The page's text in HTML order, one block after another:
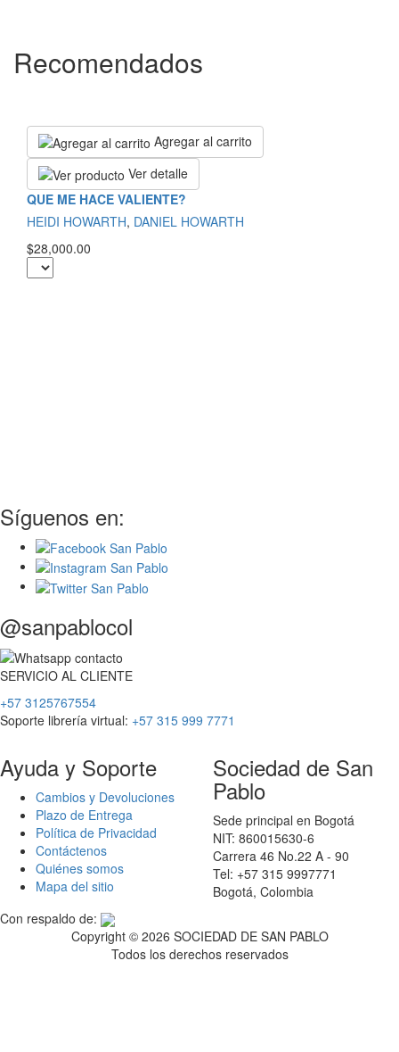
Recomendados
Agregar al carrito
Ver detalle
QUE ME HACE VALIENTE?
HEIDI HOWARTH, DANIEL HOWARTH
$28,000.00
Síguenos en:
@sanpablocol
SERVICIO AL CLIENTE
+57 3125767554
Soporte librería virtual: +57 315 999 7771
Ayuda y Soporte
Cambios y Devoluciones
Plazo de Entrega
Política de Privacidad
Contáctenos
Quiénes somos
Mapa del sitio
Sociedad de San
Pablo
Sede principal en Bogotá
NIT: 860015630-6
Carrera 46 No.22 A - 90
Tel: +57 315 9997771
Bogotá, Colombia
Con respaldo de:
Copyright © 2026 SOCIEDAD DE SAN PABLO
Todos los derechos reservados